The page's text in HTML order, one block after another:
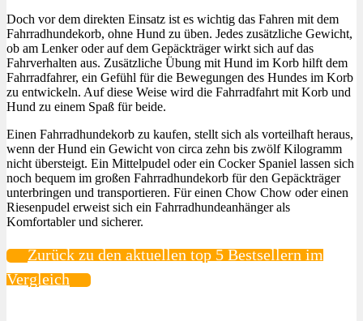
Doch vor dem direkten Einsatz ist es wichtig das Fahren mit dem
Fahrradhundekorb, ohne Hund zu üben. Jedes zusätzliche Gewicht,
ob am Lenker oder auf dem Gepäckträger wirkt sich auf das
Fahrverhalten aus. Zusätzliche Übung mit Hund im Korb hilft dem
Fahrradfahrer, ein Gefühl für die Bewegungen des Hundes im Korb
zu entwickeln. Auf diese Weise wird die Fahrradfahrt mit Korb und
Hund zu einem Spaß für beide.
Einen Fahrradhundekorb zu kaufen, stellt sich als vorteilhaft heraus,
wenn der Hund ein Gewicht von circa zehn bis zwölf Kilogramm
nicht übersteigt. Ein Mittelpudel oder ein Cocker Spaniel lassen sich
noch bequem im großen Fahrradhundekorb für den Gepäckträger
unterbringen und transportieren. Für einen Chow Chow oder einen
Riesenpudel erweist sich ein Fahrradhundeanhänger als
Komfortabler und sicherer.
Zurück zu den aktuellen top 5 Bestsellern im
Vergleich